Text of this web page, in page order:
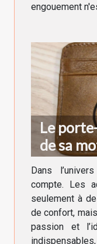
engouement
Le
de sa
Dans
compte. Les
seulement à
de confort,
passion et